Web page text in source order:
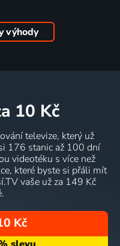
výhody
10 Kč
televize, který už
176 stanic až 100 dní
videotéku s více než
které byste si přáli mít
vaše už za 149 Kč
Kč